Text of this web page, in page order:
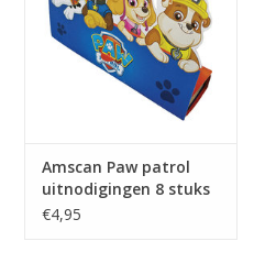
Amscan Paw patrol
uitnodigingen 8 stuks
€4,95